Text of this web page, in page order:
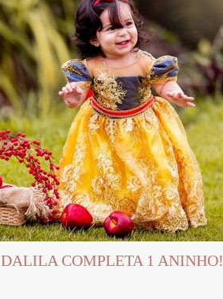
DALILA COMPLETA 1 ANINHO!